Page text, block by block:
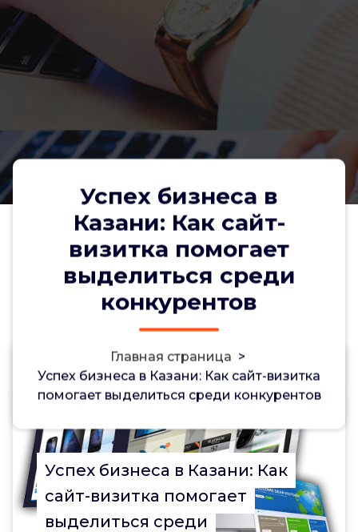
Успех бизнеса в
Казани: Как сайт-
визитка помогает
выделиться среди
конкурентов
Главная страница >
Успех бизнеса в Казани: Как сайт-визитка
помогает выделиться среди конкурентов
Успех бизнеса в Казани: Как
сайт-визитка помогает
выделиться среди
0